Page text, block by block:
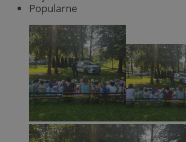
Popularne